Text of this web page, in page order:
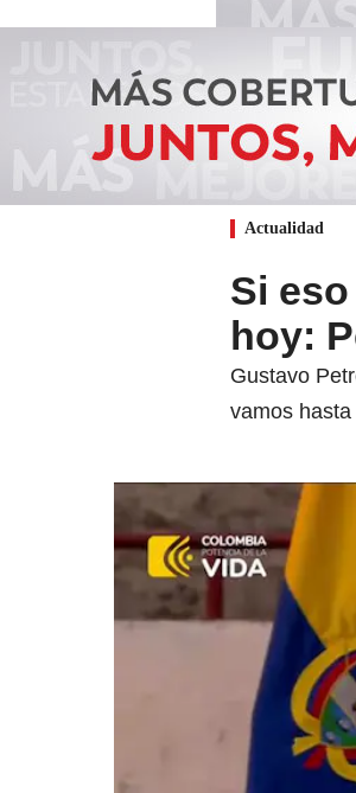
Actualidad
Si
hoy:
Gustavo
vamos hasta